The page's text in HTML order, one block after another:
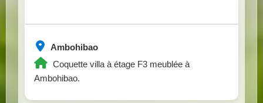
Ambohibao
Coquette villa à étage F3 meublée à
Ambohibao.